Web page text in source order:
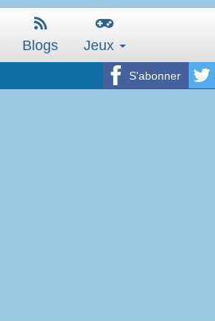
Blogs Jeux
S'abonner